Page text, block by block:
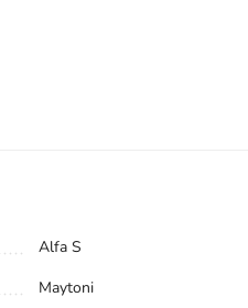
Alfa S
Maytoni